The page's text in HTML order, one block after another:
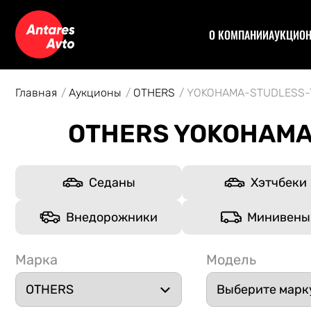
О КОМПАНИИ
Главная Аукционы OTHERS YOKOHAMA-
OTHERS
Седаны Хэтчбеки
Внедорожники Минивены
Марка Модель